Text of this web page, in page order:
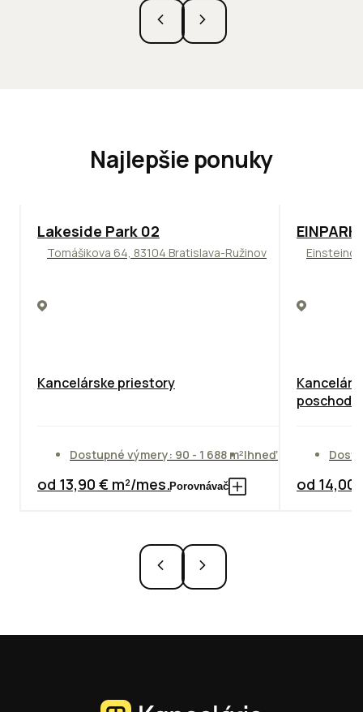
Najlepšie ponuky
ODPORÚČAME
Lakeside Park 02
Tomášikova 64, 83104 Bratislava-Ružinov
Kancelárske priestory
Dostupné výmery: 90 - 1 688 m²Ihneď
od 13,90 € m²/mes.Porovnávač
TOP
poschodie
od 14,00